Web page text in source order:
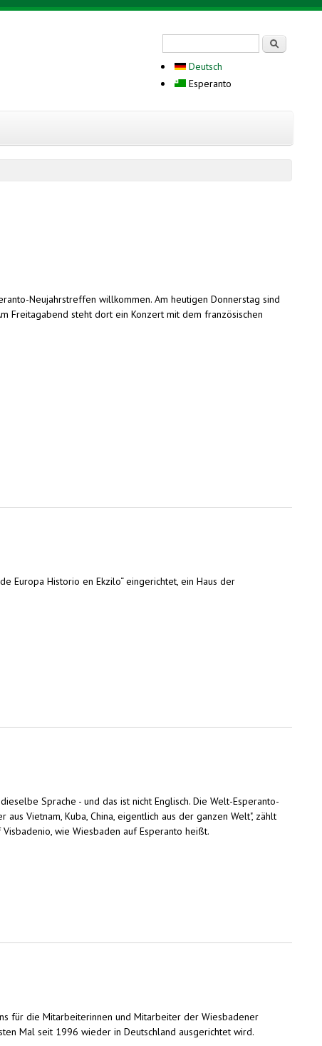
Deutsch
Esperanto
Neujahrstreffen willkommen. Am heutigen Donnerstag sind
Freitagabend steht dort ein Konzert mit dem französischen
Europa Historio en Ekzilo“ eingerichtet, ein Haus der
Sprache - und das ist nicht Englisch. Die Welt-Esperanto-
Vietnam, Kuba, China, eigentlich aus der ganzen Welt", zählt
wie Wiesbaden auf Esperanto heißt.
für die Mitarbeiterinnen und Mitarbeiter der Wiesbadener
Mal seit 1996 wieder in Deutschland ausgerichtet wird.